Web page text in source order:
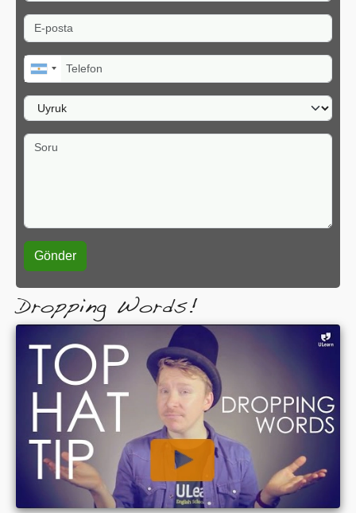
E-posta
Telefon
Uyruk
Soru
Dropping Words!